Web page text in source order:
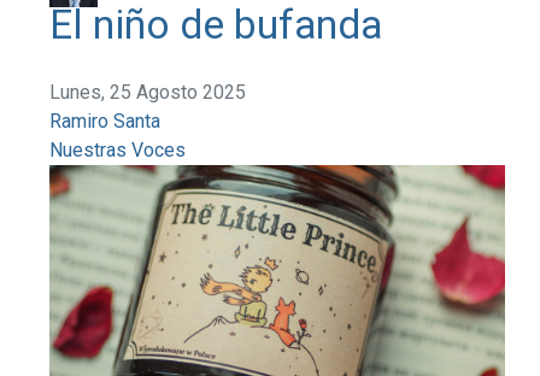
El niño de bufanda
Lunes, 25 Agosto 2025
Ramiro Santa
Nuestras Voces